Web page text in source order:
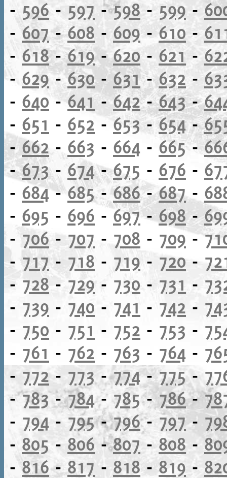
- 596 - 597 -598- 599 -
-607-608 - 609-610 -
- 618-619-620 - 621 -
- 629-630-631-632-
- 640 -641 -642-643-
- 651 - 652 -653-654-
- 662 - 663 - 664 - 665-
-673- 674-675 - 676 -
- 684-685-686-687-
- 695 - 696 -697- 698-
- 706-707 - 708 - 709-
-717- 718 - 719 - 720 -
- 728- 729 - 730 - 731 -
- 739 - 740 - 741 - 742 -
- 750 - 751 - 752 - 753 -
- 761 - 762 - 763 - 764 -
- 772 - 773 -774-775-
-783-784- 785-786-
- 794 - 795-796- 797-
- 805- 806 -807-808 -
-816-817 - 818- 819 -